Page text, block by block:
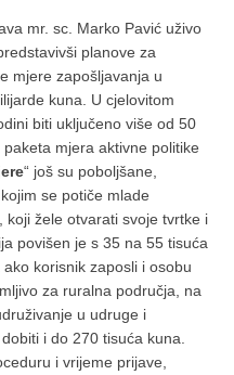
mr. sc. Marko Pavić uživo
planove za
mjere zapošljavanja u
kuna. U cjelovitom
biti uključeno više od 50
mjera aktivne politike
“ još su poboljšane,
se potiče mlade
koji žele otvarati svoje tvrtke i
povišen je s 35 na 55 tisuća
korisnik zaposli i osobu
za ruralna područja, na
u udruge i
i do 270 tisuća kuna.
i vrijeme prijave,